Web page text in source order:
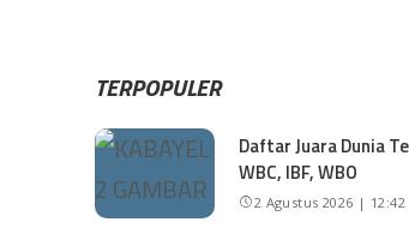
TERPOPULER
Daftar Juara Dunia
WBC, IBF, WBO
2 Agustus 2026 | 12:42